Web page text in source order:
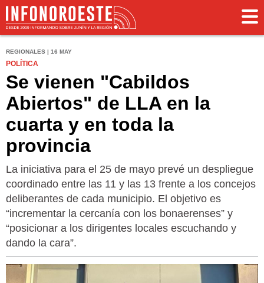
REGIONALES | 16 MAY
POLÍTICA
Se vienen "Cabildos
Abiertos" de LLA en la
cuarta y en toda la
provincia
La iniciativa para el 25 de mayo prevé un despliegue
coordinado entre las 11 y las 13 frente a los concejos
deliberantes de cada municipio. El objetivo es
“incrementar la cercanía con los bonaerenses” y
“posicionar a los dirigentes locales escuchando y
dando la cara”.